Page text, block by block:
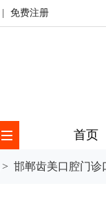
免费注册
首页
> 邯郸齿美口腔门诊